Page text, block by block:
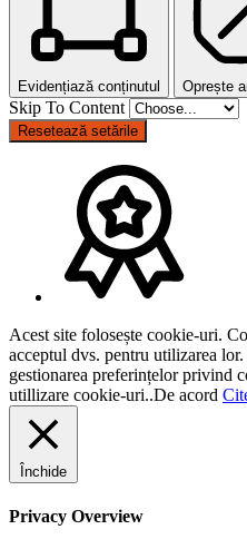
Evidențiază conținutul Oprește
Skip To Content
Resetează setările
Acest site folosește cookie-uri.
acceptul dvs. pentru utilizarea
gestionarea preferințelor privind
utillizare cookie-uri..De acord
Închide
Privacy Overview